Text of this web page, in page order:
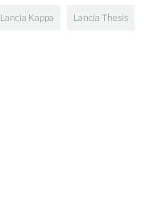
Lancia Kappa Lancia Thesis